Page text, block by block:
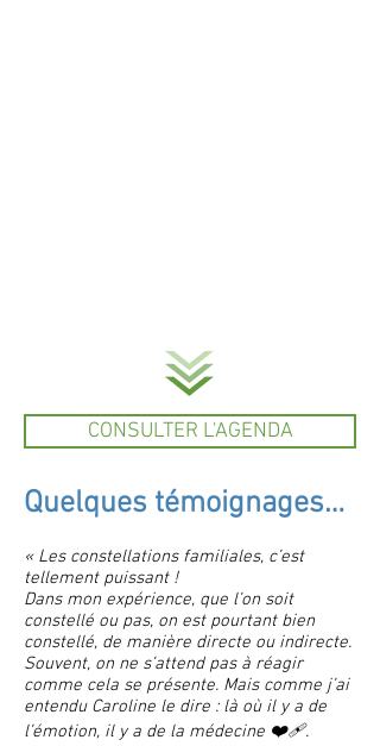
CONSULTER L'AGENDA
Quelques témoignages…
« Les constellations familiales, c’est
tellement puissant !
Dans mon expérience, que l’on soit
constellé ou pas, on est pourtant bien
constellé, de manière directe ou indirecte.
Souvent, on ne s’attend pas à réagir
comme cela se présente. Mais comme j’ai
entendu Caroline le dire : là où il y a de
l’émotion, il y a de la médecine ❤️‍🩹.